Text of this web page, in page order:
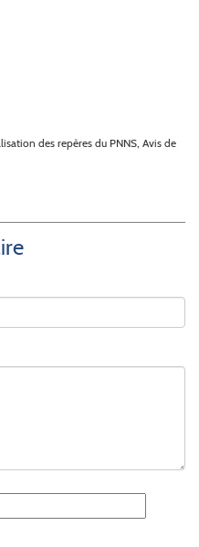
des repères du PNNS, Avis de